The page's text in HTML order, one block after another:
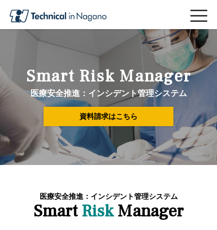
Smart Risk Manager
医療安全推進：インシデント管理システム
資料請求はこちら
医療安全推進：インシデント管理システム
SmartRiskManager